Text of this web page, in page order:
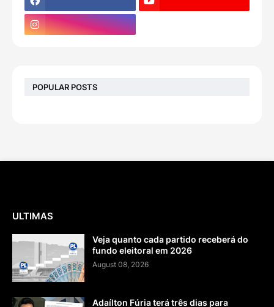
POPULAR POSTS
ULTIMAS
Veja quanto cada partido receberá do
fundo eleitoral em 2026
August 08, 2026
Adaílton Fúria terá três dias para